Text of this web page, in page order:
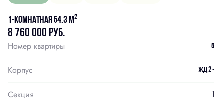
1-комнатная 54.3 м2
8 760 000 руб.
Номер квартиры 5
Корпус ЖД 2 -
Секция 1